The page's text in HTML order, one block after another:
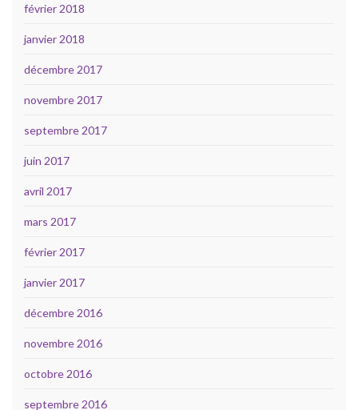
février 2018
janvier 2018
décembre 2017
novembre 2017
septembre 2017
juin 2017
avril 2017
mars 2017
février 2017
janvier 2017
décembre 2016
novembre 2016
octobre 2016
septembre 2016